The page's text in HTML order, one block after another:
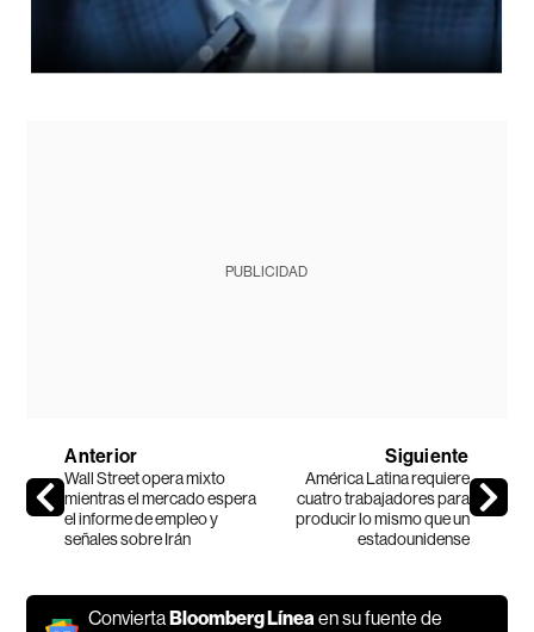
PUBLICIDAD
Anterior
Wall Street opera mixto
mientras el mercado espera
el informe de empleo y
señales sobre Irán
Siguiente
América Latina requiere
cuatro trabajadores para
producir lo mismo que un
estadounidense
ConviertaBloomberg Línea en su fuente de